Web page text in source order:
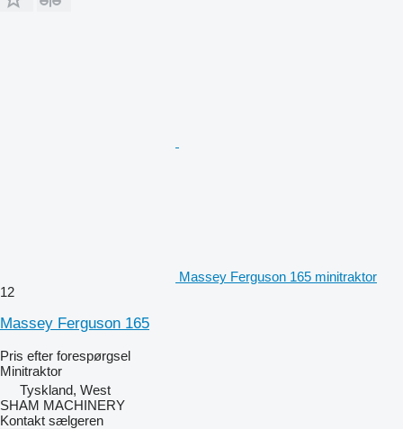
Massey Ferguson 165 minitraktor
12
Massey Ferguson 165
Pris efter forespørgsel
Minitraktor
Tyskland, West
SHAM MACHINERY
Kontakt sælgeren